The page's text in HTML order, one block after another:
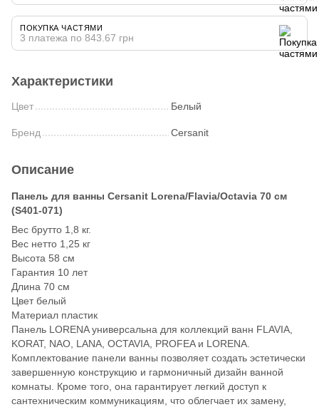
ПОКУПКА ЧАСТЯМИ
3 платежа по 843.67 грн
Характеристики
Цвет Белый
Бренд Cersanit
Описание
Панель для ванны Cersanit Lorena/Flavia/Octavia 70 см
(S401-071)
Вес брутто 1,8 кг.
Вес нетто 1,25 кг
Высота 58 см
Гарантия 10 лет
Длина 70 см
Цвет белый
Материал пластик
Панель LORENA универсальна для коллекций ванн FLAVIA,
KORAT, NAO, LANA, OCTAVIA, PROFEA и LORENA.
Комплектование панели ванны позволяет создать эстетически
завершенную конструкцию и гармоничный дизайн ванной
комнаты. Кроме того, она гарантирует легкий доступ к
сантехническим коммуникациям, что облегчает их замену,